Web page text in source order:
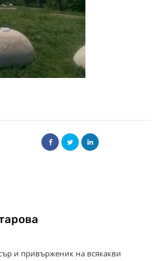
и привърженик на всякакви